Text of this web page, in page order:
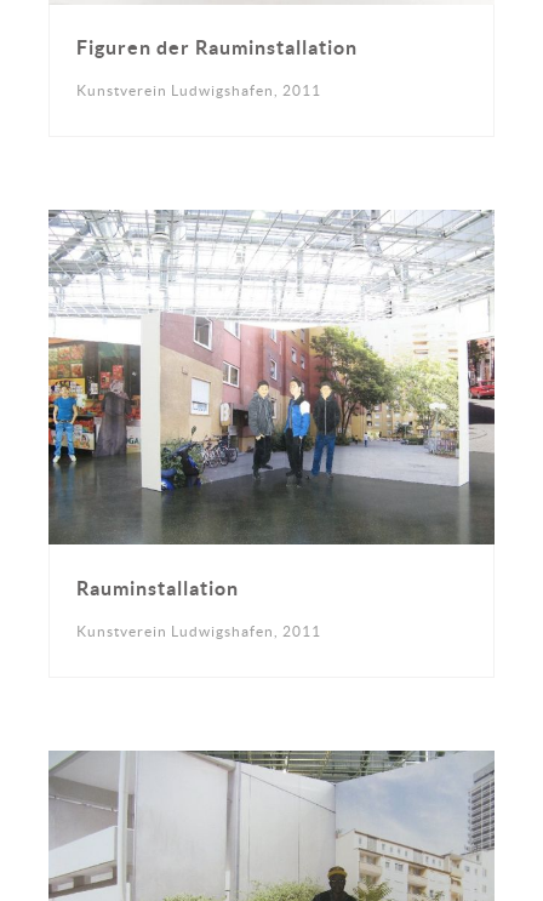
Figuren der Rauminstallation
Kunstverein Ludwigshafen, 2011
Rauminstallation
Kunstverein Ludwigshafen, 2011